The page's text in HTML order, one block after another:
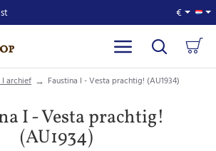
€
I archief Faustina I - Vesta prachtig! (AU1934)
I - Vesta prachtig!
(AU1934)